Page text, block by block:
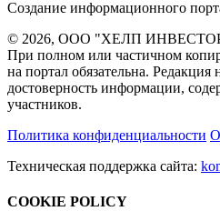
Создание информационного
© 2026, ООО "ХЕЛП
При полном или частичном
на портал обязательна. Редакция
достоверность информации,
участников.
Политика конфиденциальности
Техническая поддержка сайта:
COOKIE POLICY